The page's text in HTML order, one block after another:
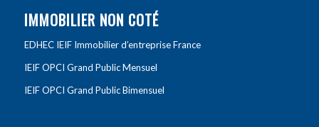
IMMOBILIER NON COTÉ
EDHEC IEIF Immobilier d’entreprise France
IEIF OPCI Grand Public Mensuel
IEIF OPCI Grand Public Bimensuel